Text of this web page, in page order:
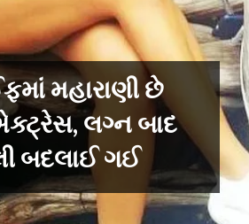
મહારાણી છે
લગ્ન બાદ
બદલાઈ ગઈ